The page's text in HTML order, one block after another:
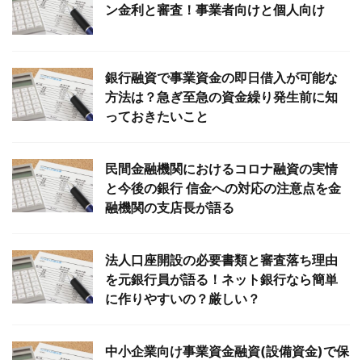
ン金利と審査！事業者向けと個人向け
銀行融資で事業資金の即日借入が可能な
方法は？急ぎ至急の資金繰り発生前に知
っておきたいこと
民間金融機関におけるコロナ融資の実情
と今後の銀行 信金への対応の注意点を金
融機関の支店長が語る
法人口座開設の必要書類と審査落ち理由
を元銀行員が語る！ネット銀行なら簡単
に作りやすいの？厳しい？
中小企業向け事業資金融資(設備資金)で保